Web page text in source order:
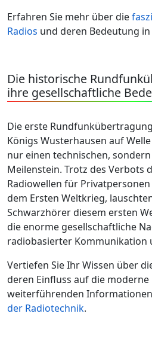
Erfahren Sie mehr über die
Radios und deren Bedeutung
Die historische
ihre gesellschaftliche
Die erste
Königs Wusterhausen auf
nur einen technischen,
Meilenstein. Trotz des Verbots
Radiowellen für
dem Ersten Weltkrieg,
Schwarzhörer diesem ersten
die enorme gesellschaftliche
radiobasierter Kommunikation
Vertiefen Sie Ihr Wissen über
deren Einfluss auf die
weiterführenden Informationen
der Radiotechnik.